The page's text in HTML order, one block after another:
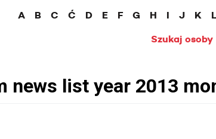
A B C Ć D E F G H I J K L
Szukaj osoby